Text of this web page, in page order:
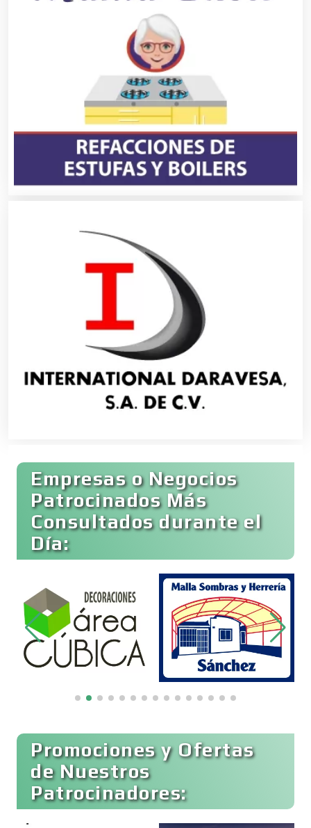
Automatización
Automóviles Nuevos y Usados
Autopartes Eléctricas
Balnearios
Bancos
Banquetes
Basculas
Bebidas
Bordados y Estampados
Cafeterías
Empresas o Negocios
Patrocinados Más
Consultados durante el
Día:
Promociones y Ofertas
de Nuestros
Patrocinadores: